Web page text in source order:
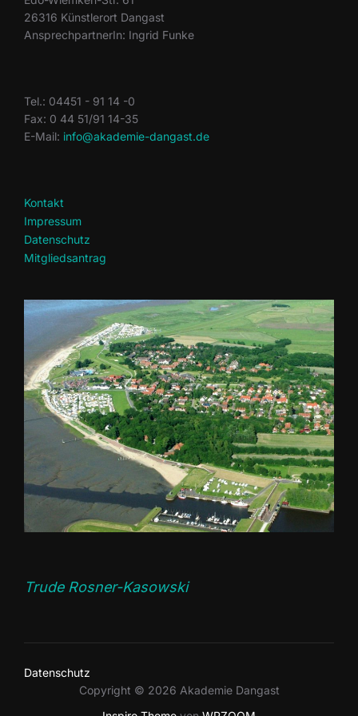
26316 Künstlerort Dangast
AnsprechpartnerIn: Ingrid Funke
Tel.: 04451 - 91 14 -0
Fax: 0 44 51/91 14-35
E-Mail: info@akademie-dangast.de
Kontakt
Impressum
Datenschutz
Mitgliedsantrag
Trude Rosner-Kasowski
Datenschutz
Copyright © 2026 Akademie Dangast